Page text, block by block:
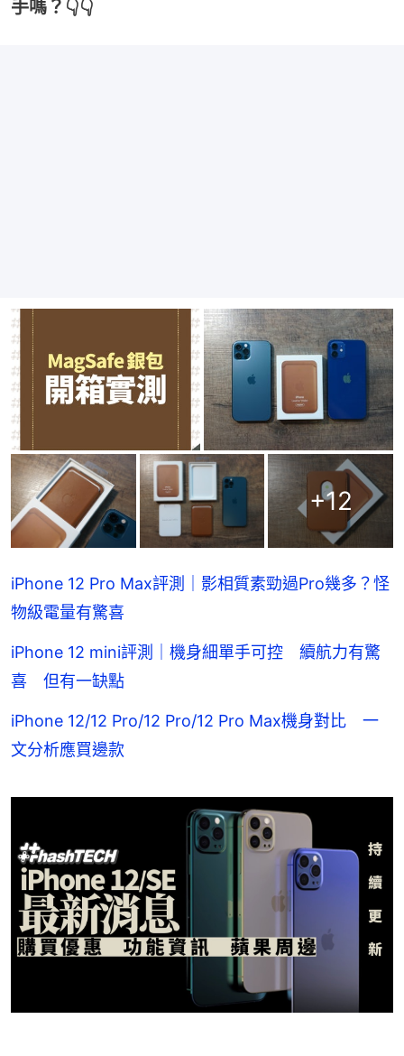
手嗎？👇👇
+12
iPhone 12 Pro Max評測｜影相質素勁過Pro幾多？怪
物級電量有驚喜
iPhone 12 mini評測｜機身細單手可控 續航力有驚
喜 但有一缺點
iPhone 12/12 Pro/12 Pro/12 Pro Max機身對比 一
文分析應買邊款